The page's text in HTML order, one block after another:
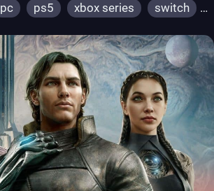
pc ps5 xbox series
switch
meta quest
playstation vr 2
steamvr
switch 2